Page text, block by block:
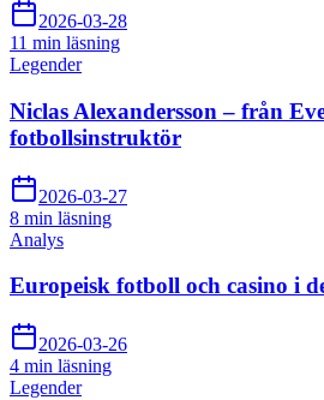
2026-03-28
11 min läsning
Legender
Niclas Alexandersson – från
fotbollsinstruktör
2026-03-27
8 min läsning
Analys
Europeisk fotboll och casino i
2026-03-26
4 min läsning
Legender